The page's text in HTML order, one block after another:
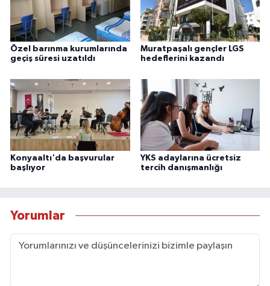
Özel barınma kurumlarında
geçiş süresi uzatıldı
Muratpaşalı gençler LGS
hedeflerini kazandı
Konyaaltı'da başvurular
başlıyor
YKS adaylarına ücretsiz
tercih danışmanlığı
Yorumlar